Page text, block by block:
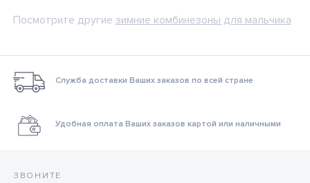
Посмотрите другие зимние комбинезоны для мальчика
Служба доставки Ваших заказов по всей стране
Удобная оплата Ваших заказов картой или наличными
ЗВОНИТЕ